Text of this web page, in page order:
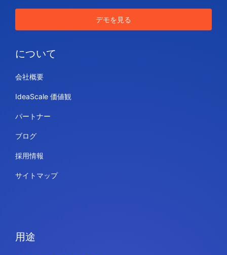
デモを見る
について
会社概要
IdeaScale 価値観
パートナー
ブログ
採用情報
サイトマップ
用途